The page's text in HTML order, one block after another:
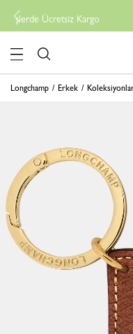
Ücretsiz Kargo
Longchamp Erkek